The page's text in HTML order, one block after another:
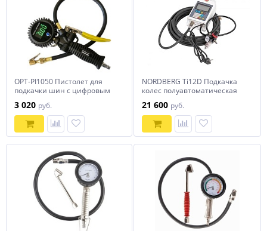
OPT-PI1050 Пистолет для
подкачки шин с цифровым
OPTIMUS
3 020 руб.
NORDBERG Ti12D Подкачка
колес полуавтоматическая
21 600 руб.